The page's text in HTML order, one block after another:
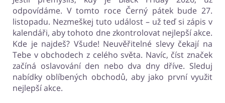
odpovídáme. V tomto roce Černý pátek bude 27.
listopadu. Nezmeškej tuto událost – už teď si zápis v
kalendáři, aby tohoto dne zkontrolovat nejlepší akce.
Kde je najdeš? Všude! Neuvěřitelné slevy čekají na
Tebe v obchodech z celého světa. Navíc, číst značek
začíná oslavování den nebo dva dny dříve. Sleduj
nabídky oblíbených obchodů, aby jako první využit
nejlepší akce.